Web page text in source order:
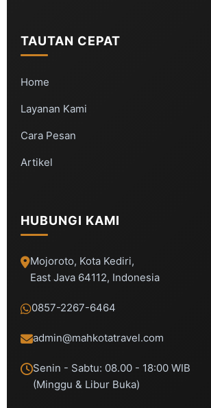
TAUTAN CEPAT
Home
Layanan Kami
Cara Pesan
Artikel
HUBUNGI KAMI
Mojoroto, Kota Kediri,
East Java 64112, Indonesia
0857-2267-6464
admin@mahkotatravel.com
Senin - Sabtu: 08.00 - 18:00 WIB
(Minggu & Libur Buka)